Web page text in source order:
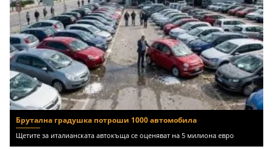
Брутална градушка потроши 1000 автомобила
Щетите за италианската автокъща се оценяват на 5 милиона евро